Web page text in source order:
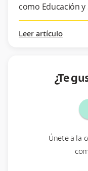
como Educación y
Leer artículo
¿Te
Únete a la